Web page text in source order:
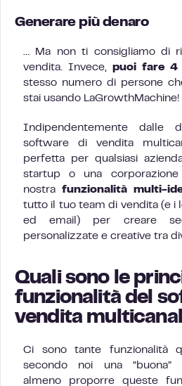
Generare più denaro
… Ma non ti consigliamo di
vendita. Invece, puoi fare 4
stesso numero di persone
stai usando LaGrowthMachine!
Indipendentemente dalle
software di vendita
perfetta per qualsiasi
startup o una
nostra funzionalità multi-
tutto il tuo team di vendita (e i
ed email) per creare
personalizzate e creative tra
Quali sono le
funzionalità del
vendita
Ci sono tante funzionalità
secondo noi una “buona”
almeno proporre queste